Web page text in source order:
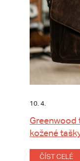
10. 4.
Greenwood
kožené
ČÍST CELÉ